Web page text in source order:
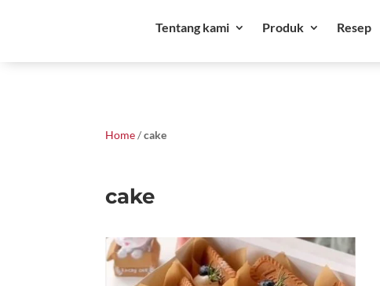
Tentang kami Produk Resep
Home/cake
cake